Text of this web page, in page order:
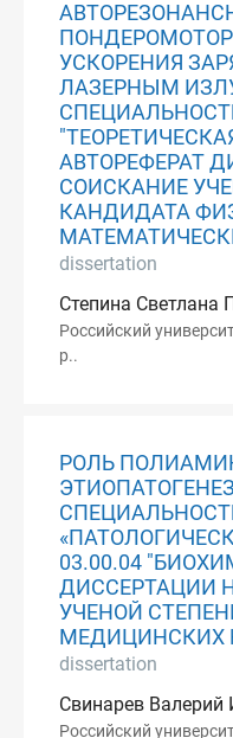
УСКОРЕНИЯ
ЛАЗЕРНЫМ
АВТОРЕФЕРАТ
СОИСКАНИЕ
КАНДИДАТА
dissertation
Степина Светлана
Российский
p..
РОЛЬ
03.00.04
ДИССЕРТАЦИИ
УЧЕНОЙ
МЕДИЦИНСКИХ
dissertation
Свинарев Валерий
Российский